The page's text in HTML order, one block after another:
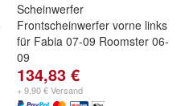
Scheinwerfer
Frontscheinwerfer vorne links
für Fabia 07-09 Roomster 06-
09
134,83 €
+ 9,90 € Versand